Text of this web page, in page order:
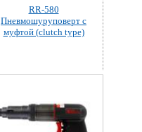
RR-580
Пневмошуруповерт с
муфтой (clutch type)